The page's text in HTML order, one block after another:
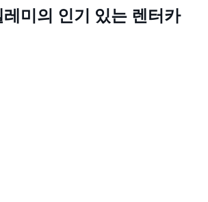
미의 인기 있는 렌터카